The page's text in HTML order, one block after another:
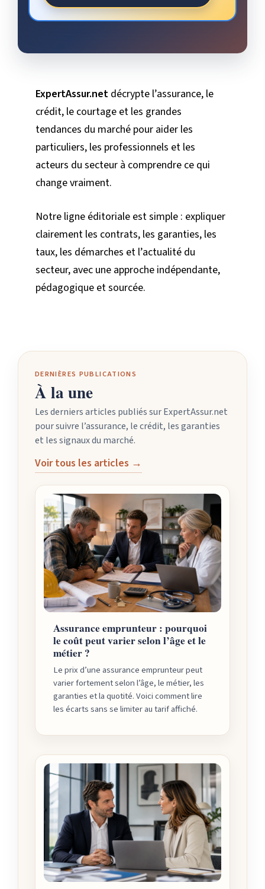
ExpertAssur.net décrypte l’assurance, le
crédit, le courtage et les grandes
tendances du marché pour aider les
particuliers, les professionnels et les
acteurs du secteur à comprendre ce qui
change vraiment.
Notre ligne éditoriale est simple : expliquer
clairement les contrats, les garanties, les
taux, les démarches et l’actualité du
secteur, avec une approche indépendante,
pédagogique et sourcée.
DERNIÈRES PUBLICATIONS
À la une
Les derniers articles publiés sur ExpertAssur.net
pour suivre l’assurance, le crédit, les garanties
et les signaux du marché.
Voir tous les articles →
Assurance emprunteur : pourquoi
le coût peut varier selon l’âge et le
métier ?
Le prix d’une assurance emprunteur peut
varier fortement selon l’âge, le métier, les
garanties et la quotité. Voici comment lire
les écarts sans se limiter au tarif affiché.